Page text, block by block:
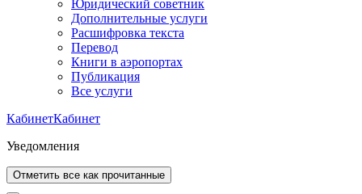
Юридический советник
Дополнительные услуги
Расшифровка текста
Перевод
Книги в аэропортах
Публикация
Все услуги
КабинетКабинет
Уведомления
Отметить все как прочитанные